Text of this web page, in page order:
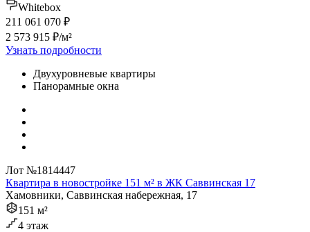
Whitebox
211 061 070 ₽
2 573 915 ₽/м²
Узнать подробности
Двухуровневые квартиры
Панорамные окна
Лот №1814447
Квартира в новостройке 151 м² в ЖК Саввинская 17
Хамовники, Саввинская набережная, 17
151 м²
4 этаж